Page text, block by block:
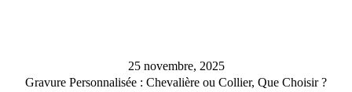
25 novembre, 2025
Gravure Personnalisée : Chevalière ou Collier, Que Choisir ?